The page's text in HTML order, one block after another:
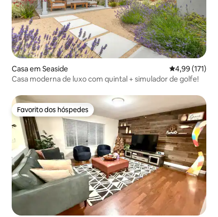
Casa em Seaside Classificação
4,99 (171)
Casa moderna de luxo com quintal + simulador de golfe!
Favorito dos hóspedes
Favorito dos hóspedes